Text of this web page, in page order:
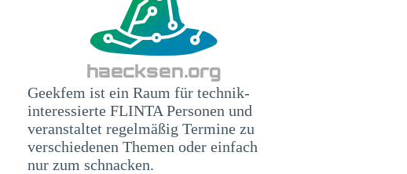
Geekfem ist ein Raum für technik-
interessierte FLINTA Personen und
veranstaltet regelmäßig Termine zu
verschiedenen Themen oder einfach
nur zum schnacken.